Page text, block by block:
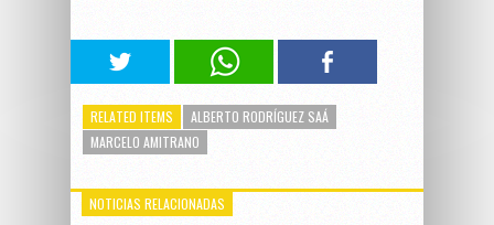
RELATED ITEMS
ALBERTO RODRÍGUEZ SAÁ
MARCELO AMITRANO
NOTICIAS RELACIONADAS